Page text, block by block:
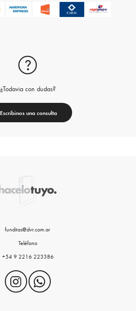
¿Todavia con dudas?
Escribinos una consulta
funditas@dvr.com.ar
Teléfono
+54 9 2216 223386